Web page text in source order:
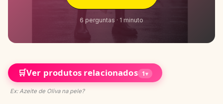
6 perguntas · 1 minuto
🛒Ver produtos relacionados 1▾
Ex: Azeite de Oliva na pele?